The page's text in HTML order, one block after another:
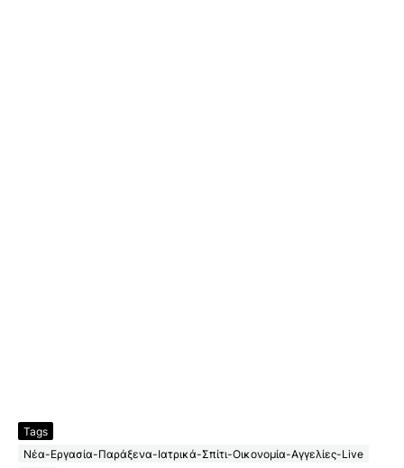
Tags
Νέα-Εργασία-Παράξενα-Ιατρικά-Σπίτι-Οικονομία-Αγγελίες-Live